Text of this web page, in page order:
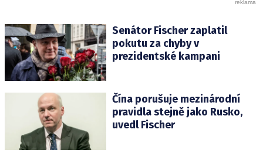
Senátor Fischer zaplatil
pokutu za chyby v
prezidentské kampani
Čína porušuje mezinárodní
pravidla stejně jako Rusko,
uvedl Fischer